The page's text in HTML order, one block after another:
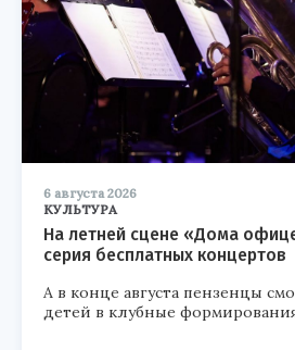
6 августа 2026
КУЛЬТУРА
На летней сцене «Дома
серия бесплатных концертов
А в конце августа пензенцы
детей в клубные